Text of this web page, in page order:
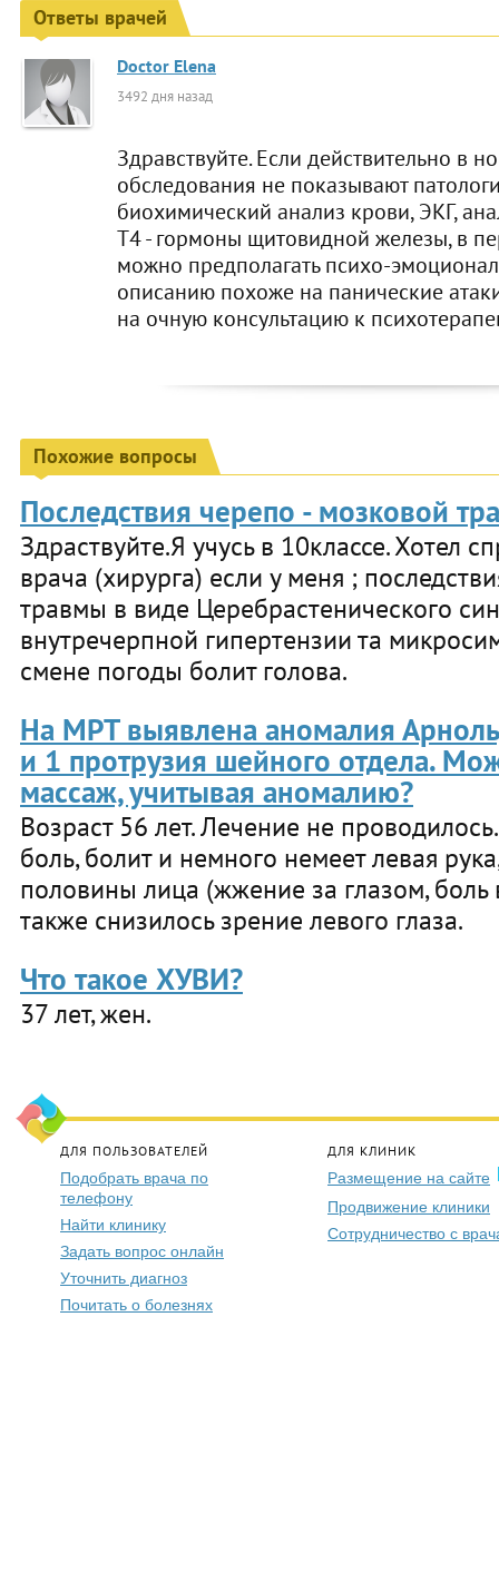
Ответы врачей
Doctor Elena
3492 дня назад
Здравствуйте. Если действительно в
обследования не показывают
биохимический анализ крови, ЭКГ,
Т4 - гормоны щитовидной железы, в
можно предполагать психо-
описанию похоже на панические
на очную консультацию к
Похожие вопросы
Последствия черепо - мозковой
Здраствуйте.Я учусь в 10классе. Хотел
врача (хирурга) если у меня ;
травмы в виде Церебрастенического
внутречерпной гипертензии та
смене погоды болит голова.
На МРТ выявлена аномалия
и 1 протрузия шейного отдела.
массаж, учитывая аномалию?
Возраст 56 лет. Лечение не
боль, болит и немного немеет левая
половины лица (жжение за глазом, боль
также снизилось зрение левого глаза.
Что такое ХУВИ?
37 лет, жен.
ДЛЯ ПОЛЬЗОВАТЕЛЕЙ
Подобрать врача по
телефону
Найти клинику
Задать вопрос онлайн
Уточнить диагноз
Почитать о болезнях
ДЛЯ КЛИНИК
Размещение на сайте
Продвижение клиники
Сотрудничество с